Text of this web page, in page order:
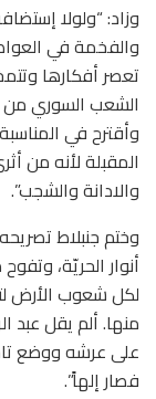
وزاد: “ولولا
والفخمة في
تعصر أفكارها
الشعب السوري من
وأقترح في
المقبلة لأنه من
والادانة والشجب”.
وختم جنبلاط
أنوار الحريّة،
لكل شعوب الأرض
منها. ألم يقل عبد
على عرشه ووضع
فصار إلهاً”.